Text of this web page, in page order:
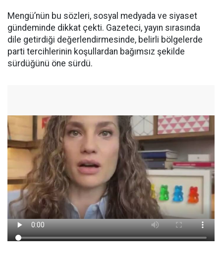
Mengü’nün bu sözleri, sosyal medyada ve siyaset
gündeminde dikkat çekti. Gazeteci, yayın sırasında
dile getirdiği değerlendirmesinde, belirli bölgelerde
parti tercihlerinin koşullardan bağımsız şekilde
sürdüğünü öne sürdü.